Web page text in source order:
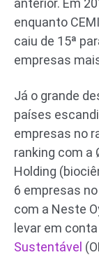
enquanto
caiu de 15ª
empresas
Já o grande
países
empresas no
ranking com a
Holding
6 empresas
com a Neste
levar em
Sustentável